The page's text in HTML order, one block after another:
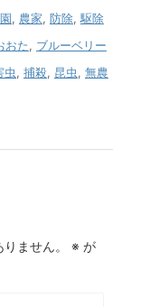
, 農家, 防除,駆除
おた, ブルーベリー
虫, 捕殺, 昆虫, 無農
ません。 ※ が